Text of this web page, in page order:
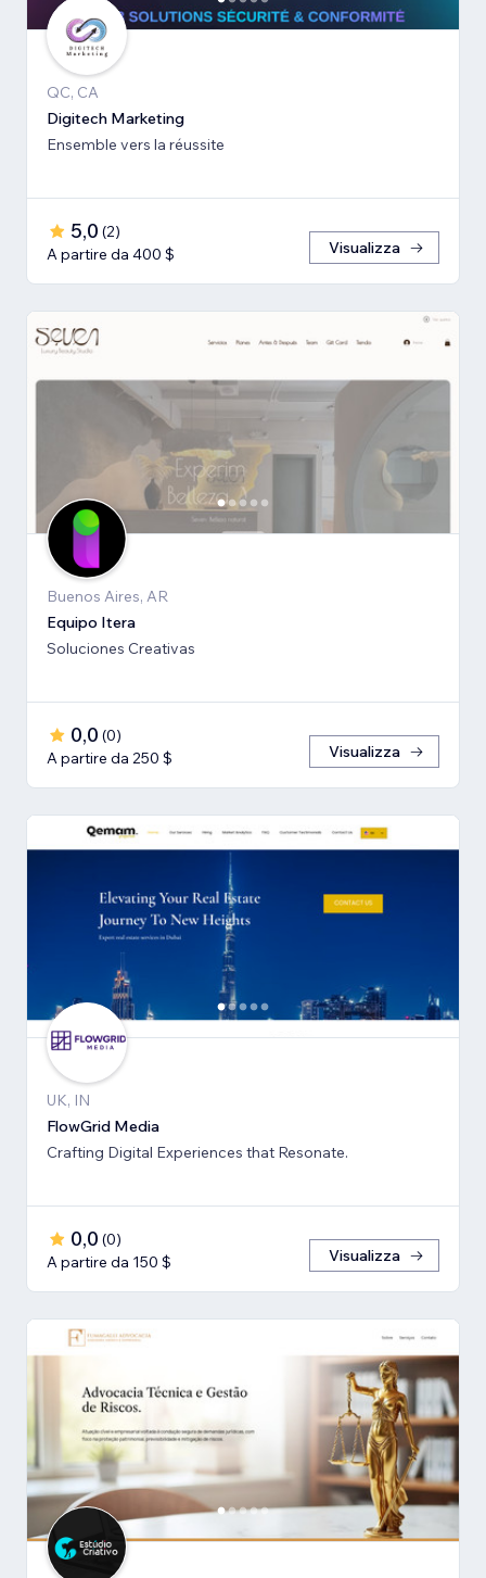
QC, CA
Digitech Marketing
Ensemble vers la réussite
5,0 (2)
A partire da 400 $
Visualizza
Buenos Aires, AR
Equipo Itera
Soluciones Creativas
0,0 (0)
A partire da 250 $
Visualizza
UK, IN
FlowGrid Media
Crafting Digital Experiences that Resonate.
0,0 (0)
A partire da 150 $
Visualizza